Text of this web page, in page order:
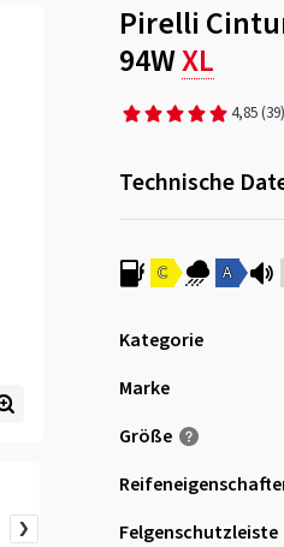
Pirelli
94WXL
4,85 (39)
Technische
C A
Kategorie
Marke
Größe
Felgenschutzleiste